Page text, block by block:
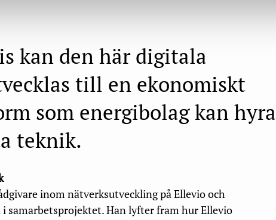
kan den här digitala
till en ekonomiskt
som energibolag kan hyra
teknik.
inom nätverksutveckling på Ellevio och
i samarbetsprojektet. Han lyfter fram hur Ellevio